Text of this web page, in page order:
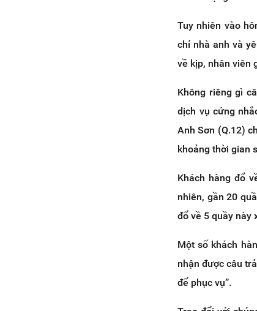
Tuy nhiên vào
chỉ nhà anh và
về kịp, nhân viên
Không riêng gì
dịch vụ cứng
Anh Sơn (Q.12)
khoảng thời gian
Khách hàng đổ
nhiên, gần 20
đổ về 5 quầy này
Một số khách
nhận được câu
để phục vụ”.